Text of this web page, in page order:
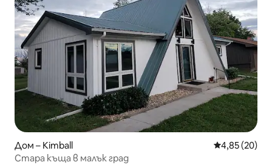
Дом – Kimball Средна
4,85 (20)
Стара къща в малък град